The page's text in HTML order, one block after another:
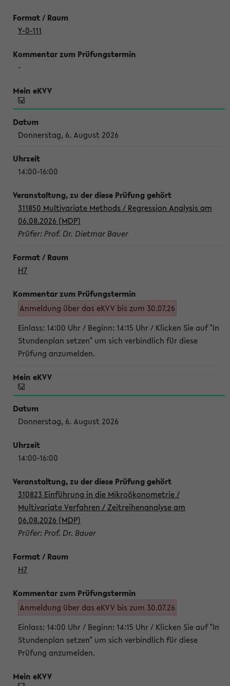
Y-0-111
-
Donnerstag, 6. August 2026
14:00-16:00
311850 Multivariate Methods / Regression Analysis am
06.08.2026 (MDP)
Prüfer: Prof. Dr. Dietmar Bauer
H7
Anmeldung über das eKVV bis zum 30.07.26
Einlass: 14:00 Uhr / Beginn: 14:15 Uhr / Klicken Sie auf "In
Stundenplan setzen" um sich verbindlich für diese
Prüfung anzumelden.
Donnerstag, 6. August 2026
14:00-16:00
310823 Einführung in die Mikroökonometrie /
Multivariate Verfahren / Zeitreihenanalyse am
06.08.2026 (MDP)
Prüfer: Prof. Dr. Bauer
H7
Anmeldung über das eKVV bis zum 30.07.26
Einlass: 14:00 Uhr / Beginn: 14:15 Uhr / Klicken Sie auf "In
Stundenplan setzen" um sich verbindlich für diese
Prüfung anzumelden.